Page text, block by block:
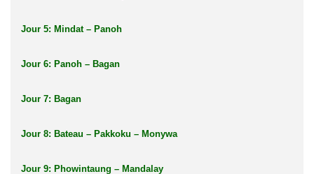
Jour 5: Mindat – Panoh
Jour 6: Panoh – Bagan
Jour 7: Bagan
Jour 8: Bateau – Pakkoku – Monywa
Jour 9: Phowintaung – Mandalay